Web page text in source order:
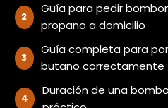
Guía para pedir
propano a domicilio
Guía completa para
butano correctamente
Duración de una